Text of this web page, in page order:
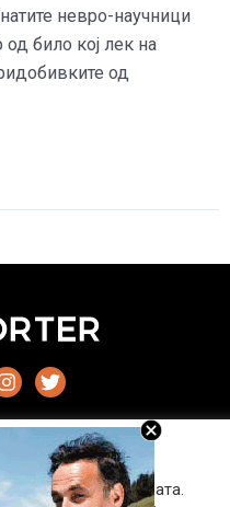
невро-научници
од било кој лек на
од
на страницата.